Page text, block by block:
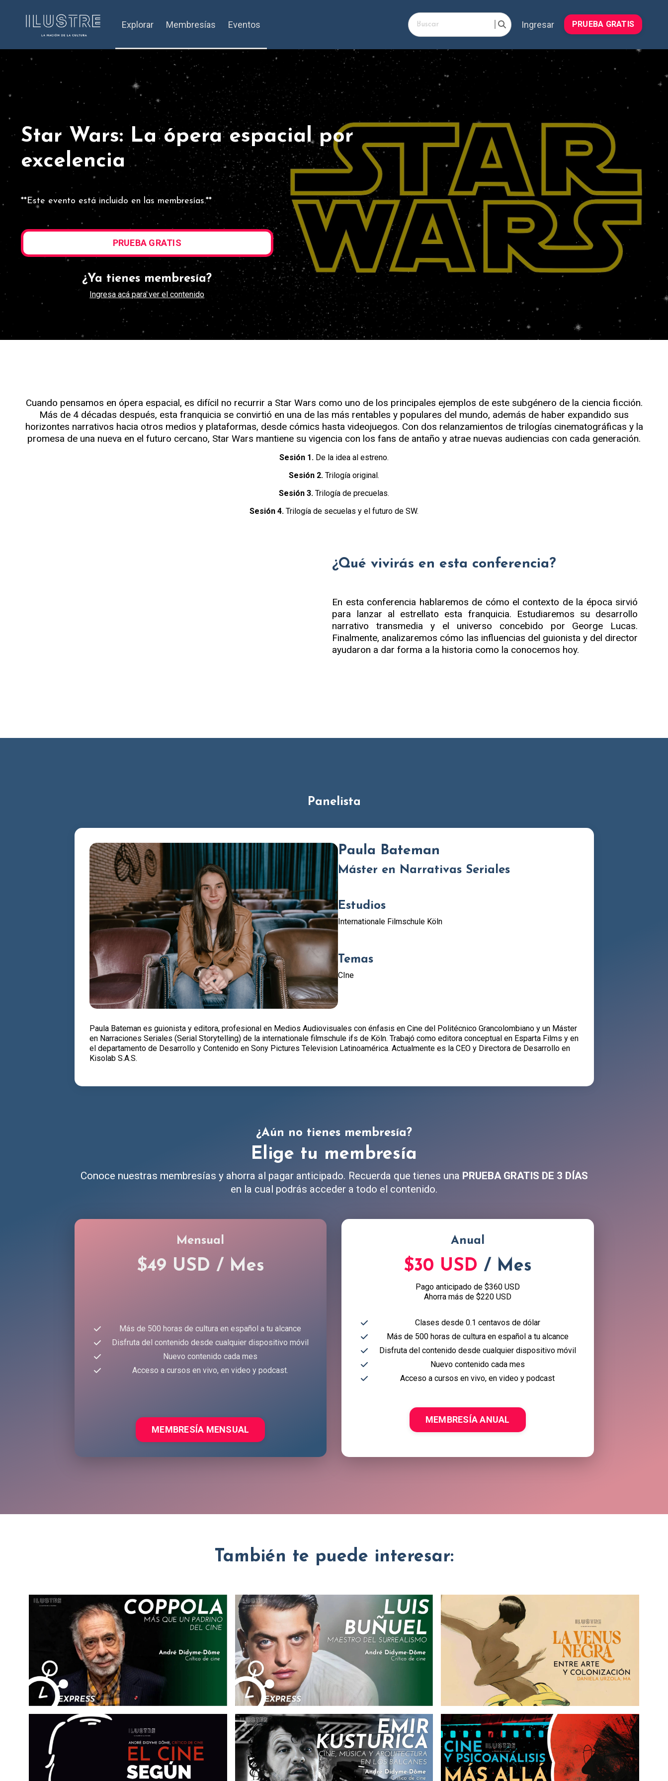
Explorar Membresías Eventos Ingresar PRUEBA GRATIS
Star Wars: La ópera espacial por
excelencia
**Este evento está incluido en las membresías.**
PRUEBA GRATIS
¿Ya tienes membresía?
Ingresa acá para ver el contenido
Cuando pensamos en ópera espacial, es difícil no recurrir a Star Wars como uno de los principales ejemplos de este subgénero de la ciencia ficción.
Más de 4 décadas después, esta franquicia se convirtió en una de las más rentables y populares del mundo, además de haber expandido sus
horizontes narrativos hacia otros medios y plataformas, desde cómics hasta videojuegos. Con dos relanzamientos de trilogías cinematográficas y la
promesa de una nueva en el futuro cercano, Star Wars mantiene su vigencia con los fans de antaño y atrae nuevas audiencias con cada generación.
Sesión 1. De la idea al estreno.
Sesión 2. Trilogía original.
Sesión 3. Trilogía de precuelas.
Sesión 4. Trilogía de secuelas y el futuro de SW.
¿Qué vivirás en esta conferencia?
En esta conferencia hablaremos de cómo el contexto de la época sirvió
para lanzar al estrellato esta franquicia. Estudiaremos su desarrollo
narrativo transmedia y el universo concebido por George Lucas.
Finalmente, analizaremos cómo las influencias del guionista y del director
ayudaron a dar forma a la historia como la conocemos hoy.
Panelista
Paula Bateman
Máster en Narrativas Seriales
Estudios
Internationale Filmschule Köln
Temas
CIne
Paula Bateman es guionista y editora, profesional en Medios Audiovisuales con énfasis en Cine del Politécnico Grancolombiano y un Máster
en Narraciones Seriales (Serial Storytelling) de la internationale filmschule ifs de Köln. Trabajó como editora conceptual en Esparta Films y en
el departamento de Desarrollo y Contenido en Sony Pictures Television Latinoamérica. Actualmente es la CEO y Directora de Desarrollo en
Kisolab S.A.S.
¿Aún no tienes membresía?
Elige tu membresía
Conoce nuestras membresías y ahorra al pagar anticipado. Recuerda que tienes una PRUEBA GRATIS DE 3 DÍAS
en la cual podrás acceder a todo el contenido.
Mensual
$49 USD / Mes
Más de 500 horas de cultura en español a tu alcance
Disfruta del contenido desde cualquier dispositivo móvil
Nuevo contenido cada mes
Acceso a cursos en vivo, en video y podcast.
MEMBRESÍA MENSUAL
Anual
$30 USD / Mes
Pago anticipado de $360 USD
Ahorra más de $220 USD
Clases desde 0.1 centavos de dólar
Más de 500 horas de cultura en español a tu alcance
Disfruta del contenido desde cualquier dispositivo móvil
Nuevo contenido cada mes
Acceso a cursos en vivo, en video y podcast
MEMBRESÍA ANUAL
También te puede interesar: